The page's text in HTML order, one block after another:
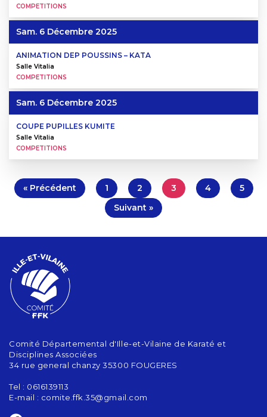
COMPETITIONS
Sam. 6 Décembre 2025
ANIMATION DEP POUSSINS – KATA
Salle Vitalia
COMPETITIONS
Sam. 6 Décembre 2025
COUPE PUPILLES KUMITE
Salle Vitalia
COMPETITIONS
« Précédent 1 2 3 4
5
Suivant »
Comité Départemental d'Ille-et-Vilaine de Karaté et
Disciplines Associées
34 rue general chanzy 35300 FOUGERES
Tel : 0616139113
E-mail : comite.ffk.35@gmail.com